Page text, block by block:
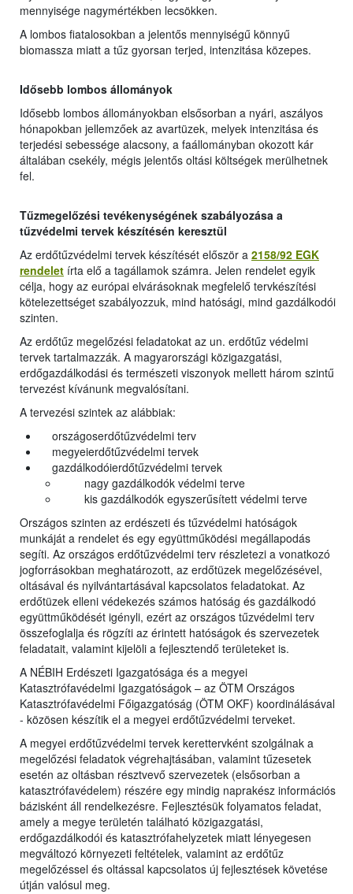
mennyisége nagymértékben lecsökken.
A lombos fiatalosokban a jelentős mennyiségű könnyű
biomassza miatt a tűz gyorsan terjed, intenzitása közepes.
Idősebb lombos állományok
Idősebb lombos állományokban elsősorban a nyári, aszályos
hónapokban jellemzőek az avartüzek, melyek intenzitása és
terjedési sebessége alacsony, a faállományban okozott kár
általában csekély, mégis jelentős oltási költségek merülhetnek
fel.
Tűzmegelőzési tevékenységének szabályozása a
tűzvédelmi tervek készítésén keresztül
Az erdőtűzvédelmi tervek készítését először a 2158/92 EGK
rendelet írta elő a tagállamok számra. Jelen rendelet egyik
célja, hogy az európai elvárásoknak megfelelő tervkészítési
kötelezettséget szabályozzuk, mind hatósági, mind gazdálkodói
szinten.
Az erdőtűz megelőzési feladatokat az un. erdőtűz védelmi
tervek tartalmazzák. A magyarországi közigazgatási,
erdőgazdálkodási és természeti viszonyok mellett három szintű
tervezést kívánunk megvalósítani.
A tervezési szintek az alábbiak:
országoserdőtűzvédelmi terv
megyeierdőtűzvédelmi tervek
gazdálkodóierdőtűzvédelmi tervek
nagy gazdálkodók védelmi terve
kis gazdálkodók egyszerűsített védelmi terve
Országos szinten az erdészeti és tűzvédelmi hatóságok
munkáját a rendelet és egy együttműködési megállapodás
segíti. Az országos erdőtűzvédelmi terv részletezi a vonatkozó
jogforrásokban meghatározott, az erdőtüzek megelőzésével,
oltásával és nyilvántartásával kapcsolatos feladatokat. Az
erdőtüzek elleni védekezés számos hatóság és gazdálkodó
együttműködését igényli, ezért az országos tűzvédelmi terv
összefoglalja és rögzíti az érintett hatóságok és szervezetek
feladatait, valamint kijelöli a fejlesztendő területeket is.
A NÉBIH Erdészeti Igazgatósága és a megyei
Katasztrófavédelmi Igazgatóságok – az ÖTM Országos
Katasztrófavédelmi Főigazgatóság (ÖTM OKF) koordinálásával
- közösen készítik el a megyei erdőtűzvédelmi terveket.
A megyei erdőtűzvédelmi tervek kerettervként szolgálnak a
megelőzési feladatok végrehajtásában, valamint tűzesetek
esetén az oltásban résztvevő szervezetek (elsősorban a
katasztrófavédelem) részére egy mindig naprakész információs
bázisként áll rendelkezésre. Fejlesztésük folyamatos feladat,
amely a megye területén található közigazgatási,
erdőgazdálkodói és katasztrófahelyzetek miatt lényegesen
megváltozó környezeti feltételek, valamint az erdőtűz
megelőzéssel és oltással kapcsolatos új fejlesztések követése
útján valósul meg.